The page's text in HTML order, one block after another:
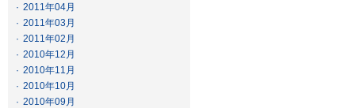
· 2011年04月
· 2011年03月
· 2011年02月
· 2010年12月
· 2010年11月
· 2010年10月
· 2010年09月